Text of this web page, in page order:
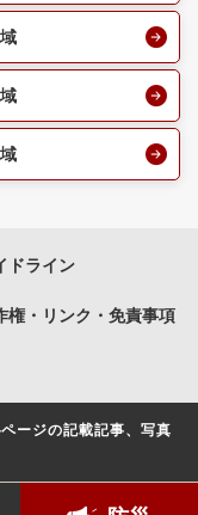
ドライン
権・リンク・免責事項
ージの記載記事、写真